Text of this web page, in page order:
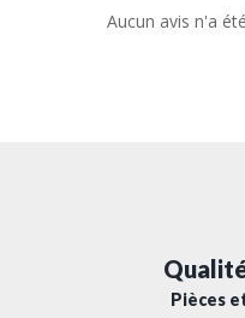
Aucun avis n'a
Pièces